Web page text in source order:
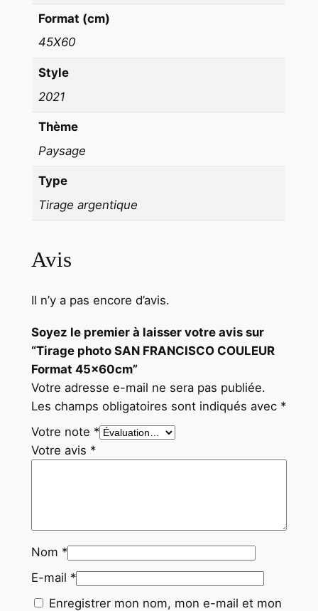
O
R
r
a
4
x
6
0
c
m
Format (cm)
45X60
Style
2021
Thème
Paysage
Type
Tirage argentique
Avis
Il n’y a pas encore d’avis.
Soyez le premier à laisser votre avis sur
“Tirage photo SAN FRANCISCO COULEUR
Format 45x60cm”
Votre adresse e-mail ne sera pas publiée.
Les champs obligatoires sont indiqués avec *
Votre note *
Votre avis *
Nom *
E-mail *
Enregistrer mon nom, mon e-mail et mon